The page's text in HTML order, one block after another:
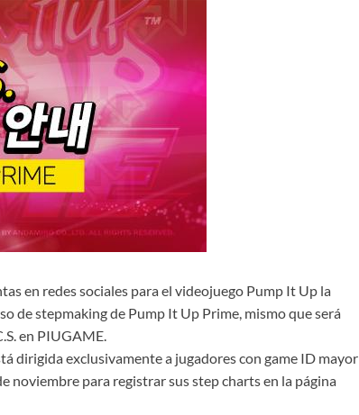
en redes sociales para el videojuego Pump It Up la
de stepmaking de Pump It Up Prime, mismo que será
en PIUGAME.
dirigida exclusivamente a jugadores con game ID mayor
noviembre para registrar sus step charts en la página